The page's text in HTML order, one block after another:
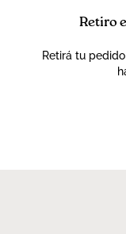
Retiro
Retirá tu